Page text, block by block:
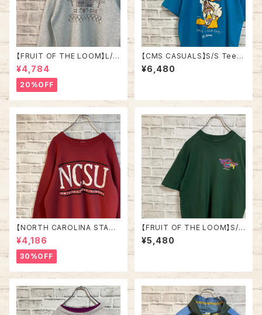
【FRUIT OF THE LOOM】L/S
Sweat/Trainer L 90s Made
in USA アート系 スウェット トレ
ーナー ファーム 農場 USA製 ア
ートプリント アメリカ USA 古着
¥4,784
20%OFF
【CMS CASUALS】S/S Tee L
80s-90s Made in USA “DU
CK LIGHT” vintage USA製
ステッチ アメリカ USA レトロ
古着
¥6,480
【NORTH CAROLINA STATE
UNIVRTSITY】L/S Sweat L
相当 90s “ NORTH CAROLI
NA STATE UNIVRTSITY” ス
ウェット トレーナー カレッジモノ
カレッジロゴ vintage ヴィンテ
ージ ビンテージ アメリカ USA
古着
¥4,186
30%OFF
【FRUIT OF THE LOOM】S/S
Tee L 90s Made in USA “B
oogie’s Diner” Vintage 両面
古着
¥5,480